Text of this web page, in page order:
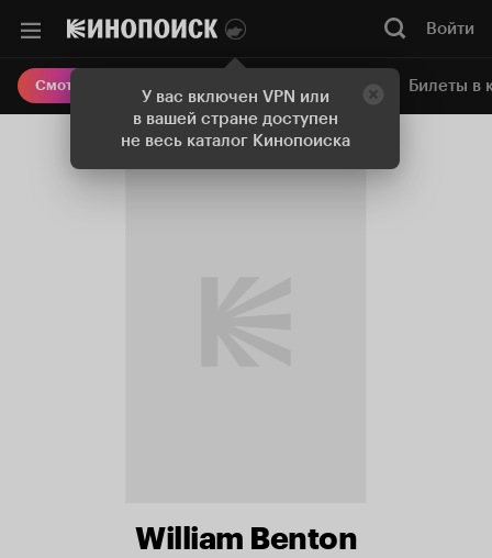
У вас включен VPN или
в вашей стране доступен
не весь каталог Кинопоиска
Войти
Смотреть кино Онлайн-кинотеатр Билеты в
William Benton